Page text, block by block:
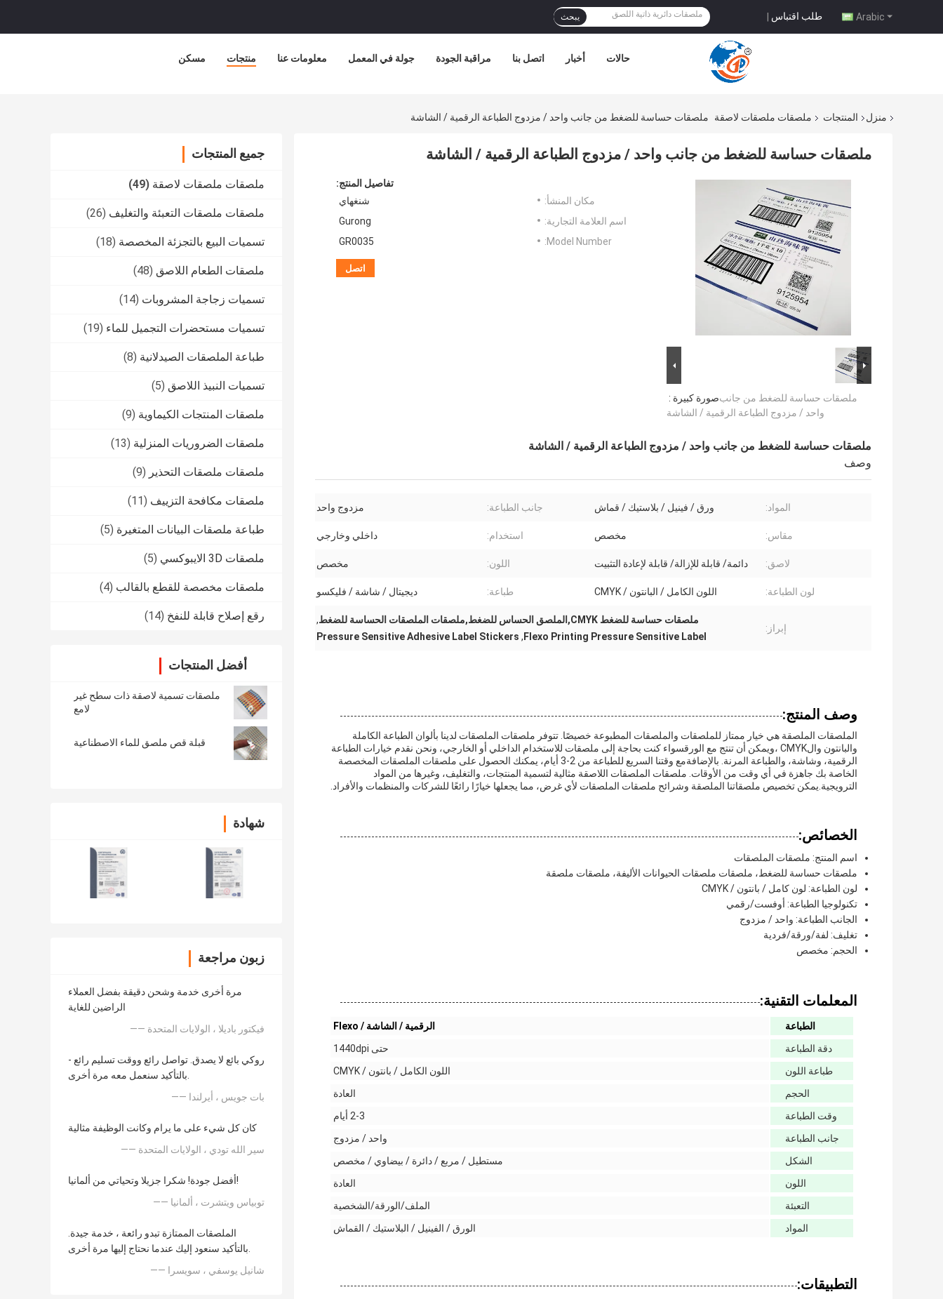
Arabic طلب اقتباس | يبحث
مسكن منتجات معلومات عنا جولة في المعمل مراقبة الجودة اتصل بنا أخبار حالات
منزل المنتجات ملصقات ملصقات لاصقة ملصقات حساسة للضغط من جانب واحد / مزدوج الطباعة الرقمية / الشاشة
جميع المنتجات
ملصقات ملصقات لاصقة (49)
ملصقات ملصقات التعبئة والتغليف (26)
تسميات البيع بالتجزئة المخصصة (18)
ملصقات الطعام اللاصق (48)
تسميات زجاجة المشروبات (14)
تسميات مستحضرات التجميل للماء (19)
طباعة الملصقات الصيدلانية (8)
تسميات النبيذ اللاصق (5)
ملصقات المنتجات الكيماوية (9)
ملصقات الضروريات المنزلية (13)
ملصقات ملصقات التحذير (9)
ملصقات مكافحة التزييف (11)
طباعة ملصقات البيانات المتغيرة (5)
ملصقات 3D الايبوكسي (5)
ملصقات مخصصة للقطع بالقالب (4)
رقع إصلاح قابلة للنفخ (14)
أفضل المنتجات
ملصقات تسمية لاصقة ذات سطح غير
لامع
قبلة قص ملصق للماء الاصطناعية
شهادة
زبون مراجعة
مرة أخرى خدمة وشحن دقيقة بفضل العملاء
الراضين للغاية
—— فيكتور باديلا ، الولايات المتحدة
روكي بائع لا يصدق. تواصل رائع ووقت تسليم رائع -
بالتأكيد سنعمل معه مرة أخرى.
—— بات جويس ، أيرلندا
كان كل شيء على ما يرام وكانت الوظيفة مثالية
—— سير الله تودي ، الولايات المتحدة
أفضل جودة! شكرا جزيلا وتحياتي من ألمانيا!
—— توبياس ويتشرت ، ألمانيا
الملصقات الممتازة تبدو رائعة ، خدمة جيدة.
بالتأكيد سنعود إليك عندما نحتاج إليها مرة أخرى.
—— شانيل يوسفي ، سويسرا
ملصقات حساسة للضغط من جانب واحد / مزدوج الطباعة الرقمية / الشاشة
صورة كبيرة :ملصقات حساسة للضغط من جانب
واحد / مزدوج الطباعة الرقمية / الشاشة
تفاصيل المنتج:
مكان المنشأ:
شنغهاي
اسم العلامة التجارية:
Gurong
Model Number:
GR0035
اتصل
ملصقات حساسة للضغط من جانب واحد / مزدوج الطباعة الرقمية / الشاشة
وصف
المواد: ورق / فينيل / بلاستيك / قماش جانب الطباعة: مزدوج واحد
مقاس: مخصص استخدام: داخلي وخارجي
لاصق: دائمة/ قابلة للإزالة/ قابلة لإعادة التثبيت اللون: مخصص
لون الطباعة: اللون الكامل / البانتون / CMYK طباعة: ديجيتال / شاشة / فليكسو
إبراز:
ملصقات حساسة للضغط CMYK,الملصق الحساس للضغط,ملصقات الملصقات الحساسة للضغط
,
Flexo Printing Pressure Sensitive Label
,
Pressure Sensitive Adhesive Label Stickers
وصف المنتج:
الملصقات الملصقة هي خيار ممتاز للملصقات والملصقات المطبوعة خصيصًا. تتوفر ملصقات الملصقات لدينا بألوان الطباعة الكاملة
والبانتون والCMYK ،ويمكن أن تنتج مع الورقسواء كنت بحاجة إلى ملصقات للاستخدام الداخلي أو الخارجي، ونحن نقدم خيارات الطباعة
الرقمية، وشاشة، والطباعة المرنة. بالإضافةمع وقتنا السريع للطباعة من 2-3 أيام، يمكنك الحصول على ملصقات الملصقات المخصصة
الخاصة بك جاهزة في أي وقت من الأوقات. ملصقات الملصقات اللاصقة مثالية لتسمية المنتجات، والتغليف، وغيرها من المواد
الترويجية.يمكن تخصيص ملصقاتنا الملصقة وشرائح ملصقات الملصقات لأي غرض، مما يجعلها خيارًا رائعًا للشركات والمنظمات والأفراد.
الخصائص:
اسم المنتج: ملصقات الملصقات
ملصقات حساسة للضغط، ملصقات ملصقات الحيوانات الأليفة، ملصقات ملصقة
لون الطباعة: لون كامل / بانتون / CMYK
تكنولوجيا الطباعة: أوفست/رقمي
الجانب الطباعة: واحد / مزدوج
تغليف: لفة/ورقة/فردية
الحجم: مخصص
المعلمات التقنية:
الطباعة
الرقمية / الشاشة / Flexo
دقة الطباعة
حتى 1440dpi
طباعة اللون
اللون الكامل / بانتون / CMYK
الحجم
العادة
وقت الطباعة
2-3 أيام
جانب الطباعة
واحد / مزدوج
الشكل
مستطيل / مربع / دائرة / بيضاوي / مخصص
اللون
العادة
التعبئة
الملف/الورقة/الشخصية
المواد
الورق / الفينيل / البلاستيك / القماش
التطبيقات: